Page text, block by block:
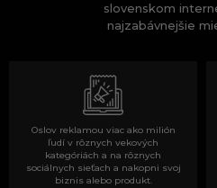
slovenskom
najzabávnejšie
Oslov reklamou viac ako milión
ľudí v rôznych vekových
kategóriách a na rôznych
sociálnych sieťach a nakopni svoj
biznis alebo produkt.